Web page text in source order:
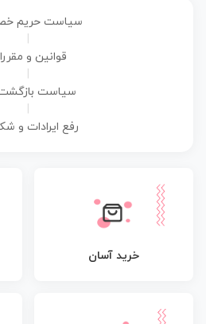
سیاست حریم
قوانین و
سیاست بازگشت
رفع ایرادات و
خرید آسان